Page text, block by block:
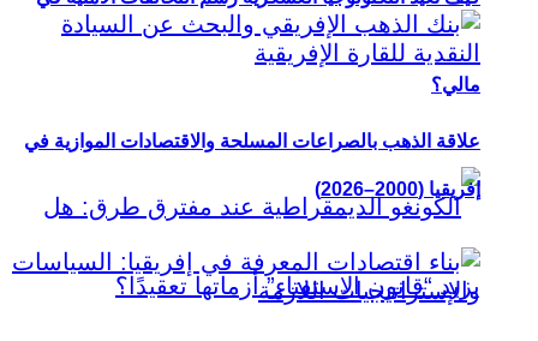
مالي؟
علاقة الذهب بالصراعات المسلحة والاقتصادات الموازية في
إفريقيا (2000–2026)